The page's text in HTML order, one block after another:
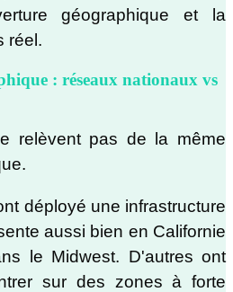
géographique et la
réel.
: réseaux nationaux vs
relèvent pas de la même
déployé une infrastructure
aussi bien en Californie
le Midwest. D'autres ont
sur des zones à forte